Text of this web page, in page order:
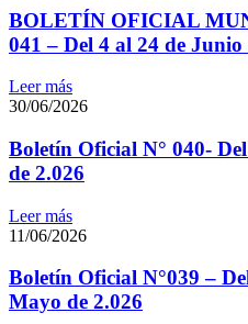
BOLETÍN OFICIAL
041 – Del 4 al 24 de Junio
Leer más
30/06/2026
Boletín Oficial N° 040-
de 2.026
Leer más
11/06/2026
Boletín Oficial N°039 –
Mayo de 2.026